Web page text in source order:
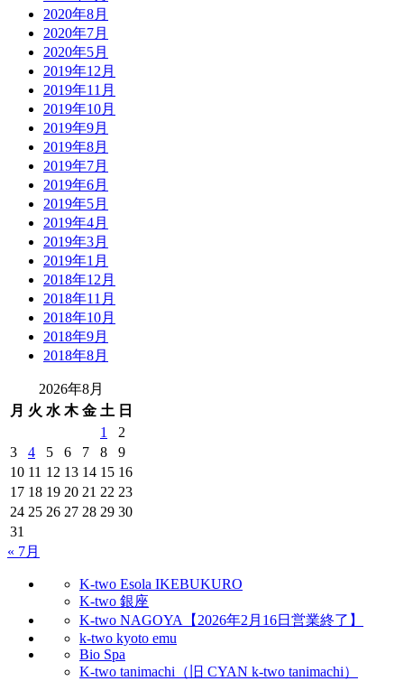
2020年8月
2020年7月
2020年5月
2019年12月
2019年11月
2019年10月
2019年9月
2019年8月
2019年7月
2019年6月
2019年5月
2019年4月
2019年3月
2019年1月
2018年12月
2018年11月
2018年10月
2018年9月
2018年8月
2026年8月
月 火 水 木 金 土 日
1
2
3
4 5 6 7 8
9
10 11 12 13 14 15 16
17 18 19 20 21 22 23
24 25 26 27 28 29 30
31
« 7月
K-two Esola IKEBUKURO
K-two 銀座
K-two NAGOYA【2026年2月16日営業終了】
k-two kyoto emu
Bio Spa
K-two tanimachi（旧 CYAN k-two tanimachi）